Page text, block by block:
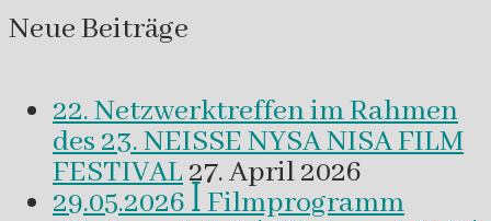
Neue Beiträge
22. Netzwerktreffen im Rahmen
des 23. NEISSE NYSA NISA FILM
FESTIVAL27. April 2026
29.05.2026 ꟾ Filmprogramm